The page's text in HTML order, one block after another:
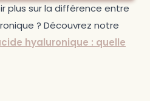
plus sur la différence entre
? Découvrez notre
hyaluronique : quelle